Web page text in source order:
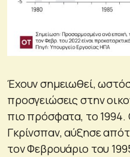
Έχουν σημειωθεί,
προσγειώσεις στην
πιο πρόσφατα, το
Γκρίνσπαν, αύξησε
τον Φεβρουάριο του